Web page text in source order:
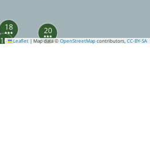
16
18 20
Leaflet | Map data © OpenStreetMap contributors, CC-BY-SA